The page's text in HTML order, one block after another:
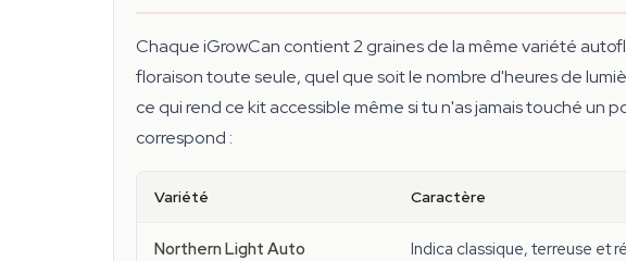
Chaque iGrowCan contient 2 graines de la même variété
floraison toute seule, quel que soit le nombre d'heures de
ce qui rend ce kit accessible même si tu n'as jamais touché un
correspond :
Variété Caractère
Northern Light Auto Indica classique, terreuse et